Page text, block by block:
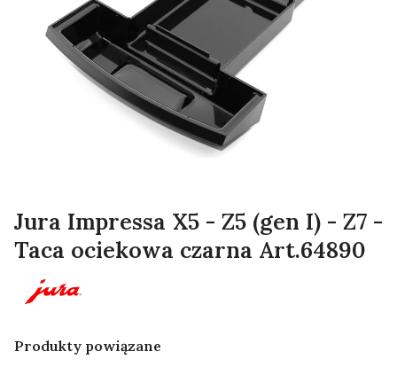
Jura Impressa X5 - Z5 (gen I) - Z7 -
Taca ociekowa czarna Art.64890
Produkty powiązane